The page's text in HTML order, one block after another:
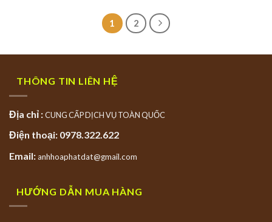
1 2
THÔNG TIN LIÊN HỆ
Địa chỉ :CUNG CẤP DỊCH VỤ TOÀN QUỐC
Điện thoại: 0978.322.622
Email:anhhoaphatdat@gmail.com
HƯỚNG DẪN MUA HÀNG